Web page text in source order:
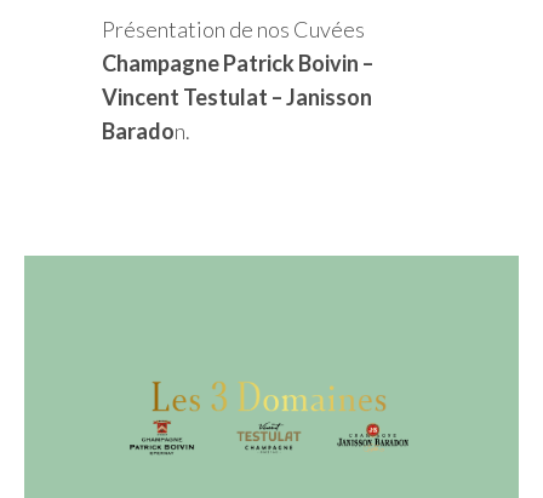
Présentation de nos Cuvées
Champagne Patrick Boivin –
Vincent Testulat – Janisson
Baradon.